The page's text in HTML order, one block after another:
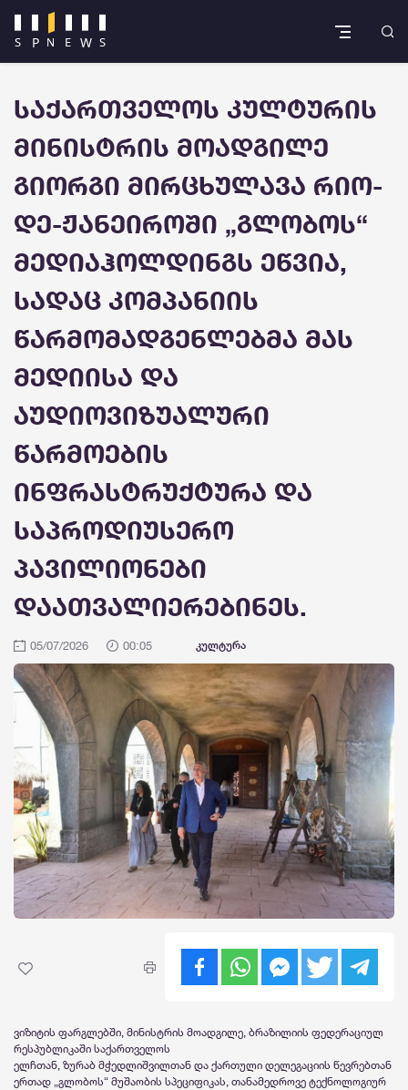
საქართველოს კულტურის
მინისტრის მოადგილე
გიორგი მირცხულავა რიო-
დე-ჟანეიროში „გლობოს“
მედიაჰოლდინგს ეწვია,
სადაც კომპანიის
წარმომადგენლებმა მას
მედიისა და
აუდიოვიზუალური
წარმოების
ინფრასტრუქტურა და
საპროდიუსერო
პავილიონები
დაათვალიერებინეს.
05/07/2026 00:05 კულტურა
ვიზიტის ფარგლებში, მინისტრის მოადგილე, ბრაზილიის ფედერაციულ
რესპუბლიკაში საქართველოს
ელჩთან, ზურაბ მჭედლიშვილთან და ქართული დელეგაციის წევრებთან
ერთად „გლობოს“ მუშაობის სპეციფიკას, თანამედროვე ტექნოლოგიურ